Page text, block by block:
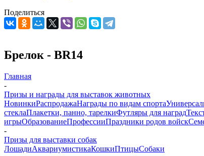
Поделиться
Брелок - BR14
Главная
-
Призы и награды для выставок животных
НовинкиРаспродажаНаграды по видам спорта
стеклаПлакетки, панно, тарелкиФутляры для наград
игрыОбразованиеПрофессииПраздники родов войск
-
Призы для выставки собак
ЛошадиАквариумистикаКошкиПтицыСобаки